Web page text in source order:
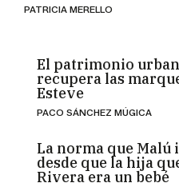
PATRICIA MERELLO
El patrimonio
recupera las
Esteve
PACO SÁNCHEZ MÚGICA
La norma que Malú
desde que la hija
Rivera era un bebé